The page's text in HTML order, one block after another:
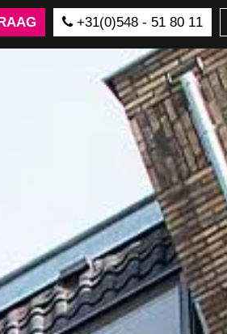
+31(0)548 - 51 80 11